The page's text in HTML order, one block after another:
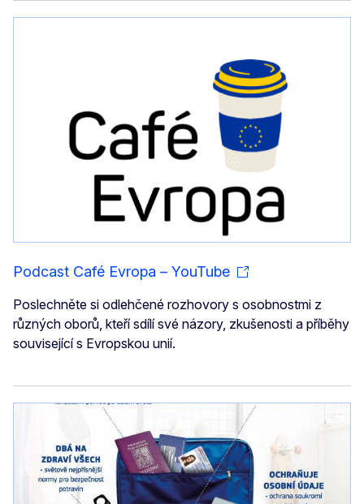
Podcast Café Evropa – YouTube
Poslechněte si odlehčené rozhovory s osobnostmi z
různých oborů, kteří sdílí své názory, zkušenosti a příběhy
související s Evropskou unií.